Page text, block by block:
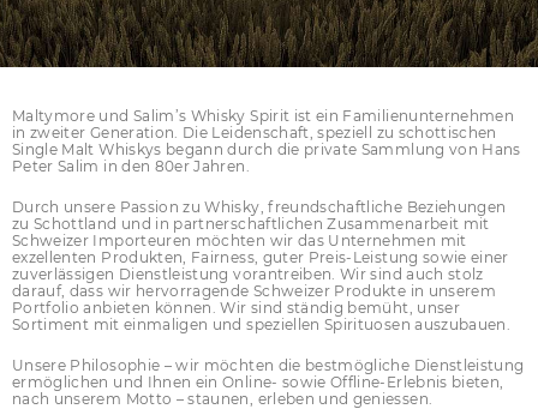
Maltymore und Salim’s Whisky Spirit ist ein Familienunternehmen
in zweiter Generation. Die Leidenschaft, speziell zu schottischen
Single Malt Whiskys begann durch die private Sammlung von Hans
Peter Salim in den 80er Jahren.
Durch unsere Passion zu Whisky, freundschaftliche Beziehungen
zu Schottland und in partnerschaftlichen Zusammenarbeit mit
Schweizer Importeuren möchten wir das Unternehmen mit
exzellenten Produkten, Fairness, guter Preis-Leistung sowie einer
zuverlässigen Dienstleistung vorantreiben. Wir sind auch stolz
darauf, dass wir hervorragende Schweizer Produkte in unserem
Portfolio anbieten können. Wir sind ständig bemüht, unser
Sortiment mit einmaligen und speziellen Spirituosen auszubauen.
Unsere Philosophie – wir möchten die bestmögliche Dienstleistung
ermöglichen und Ihnen ein Online- sowie Offline-Erlebnis bieten,
nach unserem Motto – staunen, erleben und geniessen.